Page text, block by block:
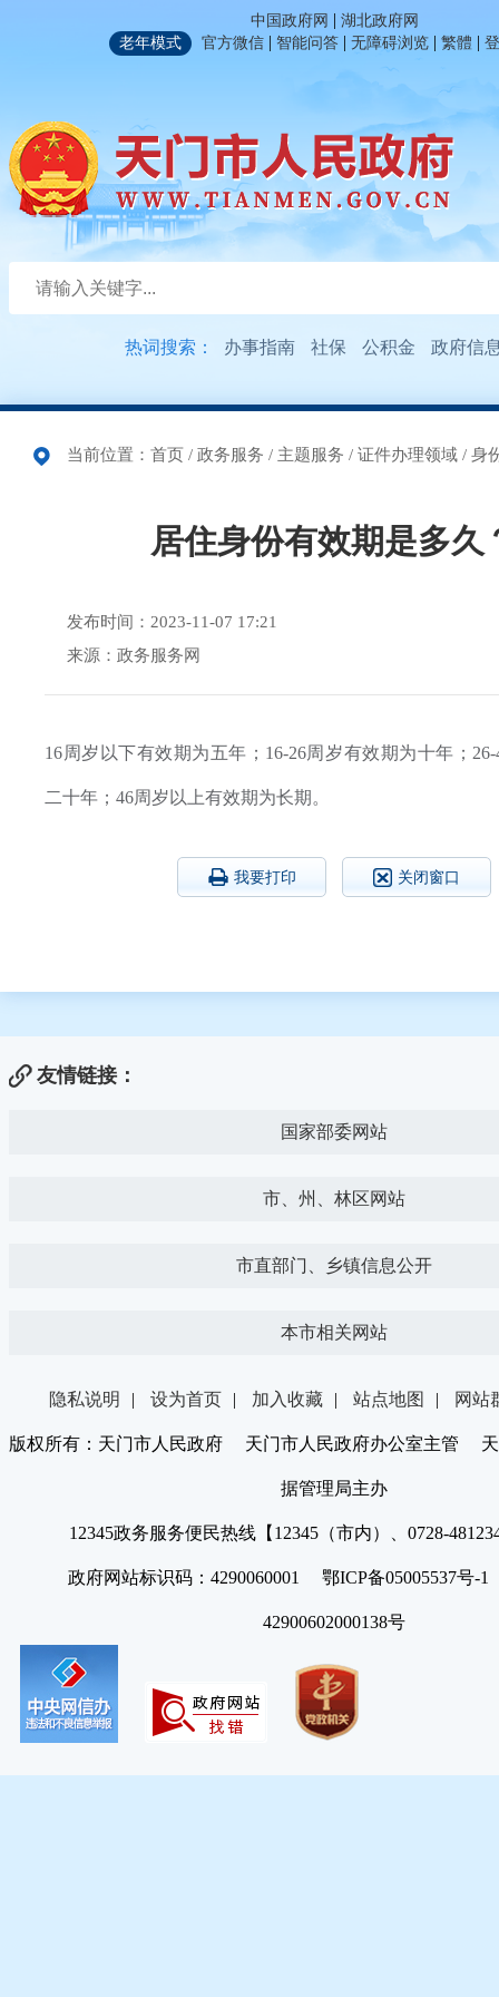
中国政府网 | 湖北政府网
老年模式
官方微信 | 智能问答 | 无障碍浏览 | 繁體 |
热词搜索： 办事指南 社保 公积金 政府信
当前位置： 首页 / 政务服务 / 主题服务 / 证件办理领域 / 身
居住身份有效期是多久
发布时间：2023-11-07 17:21
来源：政务服务网
16周岁以下有效期为五年；16-26周岁有效期为十年；
二十年；46周岁以上有效期为长期。
我要打印 关闭窗口
友情链接：
国家部委网站
市、州、林区网站
市直部门、乡镇信息公开
本市相关网站
隐私说明 | 设为首页 | 加入收藏 | 站点地图 | 网站
版权所有：天门市人民政府 天门市人民政府办公室主管 天
据管理局主办
12345政务服务便民热线【12345（市内）、0728-
政府网站标识码：4290060001 鄂ICP备05005537号
42900602000138号